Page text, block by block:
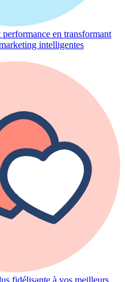
en transformant
intelligentes
fidélisante à vos meilleurs